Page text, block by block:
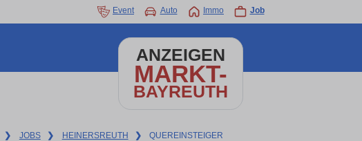
Event Auto Immo Job
ANZEIGEN
MARKT-
BAYREUTH
❯ JOBS ❯ HEINERSREUTH ❯ QUEREINSTEIGER